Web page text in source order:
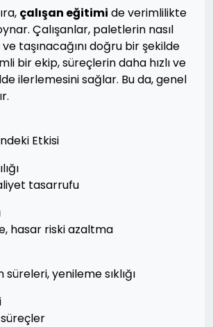
çalışan eğitimi de verimlilikte
Çalışanlar, paletlerin nasıl
ve taşınacağını doğru bir şekilde
bir ekip, süreçlerin daha hızlı ve
ilerlemesini sağlar. Bu da, genel
Etkisi
tasarrufu
hasar riski azaltma
süreleri, yenileme sıklığı
süreçler